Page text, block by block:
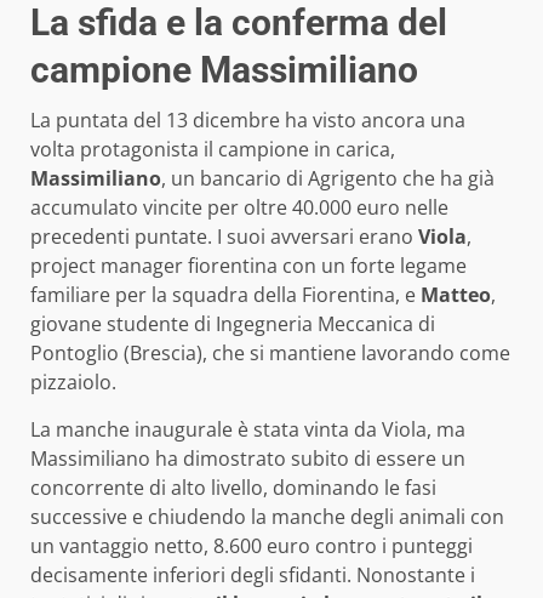
La sfida e la conferma del
campione Massimiliano
La puntata del 13 dicembre ha visto ancora una
volta protagonista il campione in carica,
Massimiliano, un bancario di Agrigento che ha già
accumulato vincite per oltre 40.000 euro nelle
precedenti puntate. I suoi avversari erano Viola,
project manager fiorentina con un forte legame
familiare per la squadra della Fiorentina, e Matteo,
giovane studente di Ingegneria Meccanica di
Pontoglio (Brescia), che si mantiene lavorando come
pizzaiolo.
La manche inaugurale è stata vinta da Viola, ma
Massimiliano ha dimostrato subito di essere un
concorrente di alto livello, dominando le fasi
successive e chiudendo la manche degli animali con
un vantaggio netto, 8.600 euro contro i punteggi
decisamente inferiori degli sfidanti. Nonostante i